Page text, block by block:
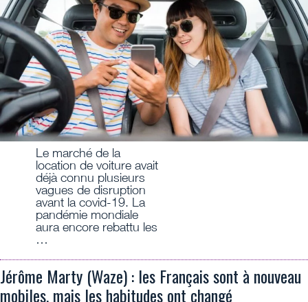
Le marché de la
location de voiture avait
déjà connu plusieurs
vagues de disruption
avant la covid-19. La
pandémie mondiale
aura encore rebattu les
…
Jérôme Marty (Waze) : les Français sont à nouveau
mobiles, mais les habitudes ont changé